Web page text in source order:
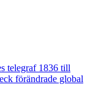
telegraf 1836 till
förändrade global